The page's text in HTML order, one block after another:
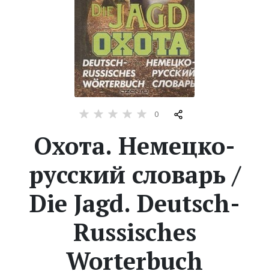
обсуждаемые
Экранизации
0
Охота. Немецко-
русский словарь /
Die Jagd. Deutsch-
Russisches
Worterbuch